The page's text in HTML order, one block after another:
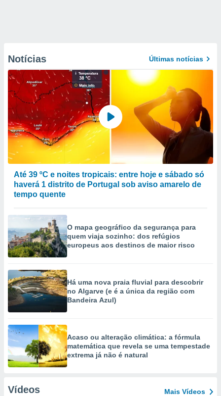
Notícias Últimas notícias
Até 39 ºC e noites tropicais: entre hoje e sábado só
haverá 1 distrito de Portugal sob aviso amarelo de
tempo quente
O mapa geográfico da segurança para
quem viaja sozinho: dos refúgios
europeus aos destinos de maior risco
Há uma nova praia fluvial para descobrir
no Algarve (e é a única da região com
Bandeira Azul)
Acaso ou alteração climática: a fórmula
matemática que revela se uma tempestade
extrema já não é natural
Vídeos Mais Vídeos